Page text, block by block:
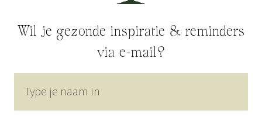
Wil je gezonde inspiratie & reminders
via e-mail?